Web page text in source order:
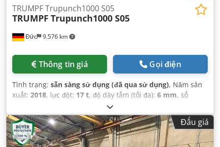
Đức 9.576 km
TRUMPF Trupunch1000 S05
TRUMPF Trupunch1000 S05
Thông tin giá Gọi điện
Tình trạng: sẵn sàng sử dụng (đã qua sử dụng), Năm sản
xuất: 2018, lực đột: 17 t, độ dày tấm (tối đa): 6 mm, số
Đấu giá